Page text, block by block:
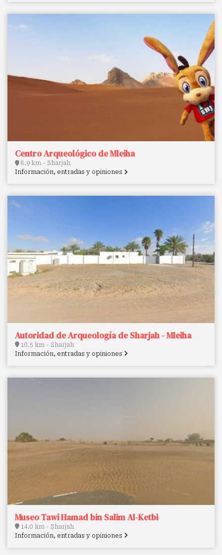
Centro Arqueológico de Mleiha
8.9 km - Sharjah
Información, entradas y opiniones
Autoridad de Arqueología de Sharjah - Mleiha
10.5 km - Sharjah
Información, entradas y opiniones
Museo Tawi Hamad bin Salim Al-Ketbi
14.0 km - Sharjah
Información, entradas y opiniones